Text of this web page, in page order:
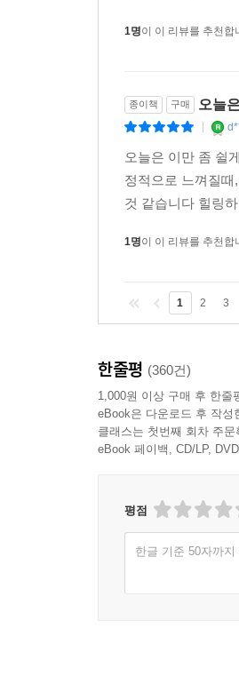
1명이 이 리뷰를 추천합
종이책 구매 오늘
오늘은 이만 좀 쉴
정적으로 느껴질
것 같습니다 힐링
1명이 이 리뷰를 추천합
1 2 3
한줄평 (360건)
1,000원 이상 구매 후 한줄
eBook은 다운로드 후 작
클래스는 첫번째 회차 주
eBook 페이백, CD/LP,
평점
한글 기준 50자까지